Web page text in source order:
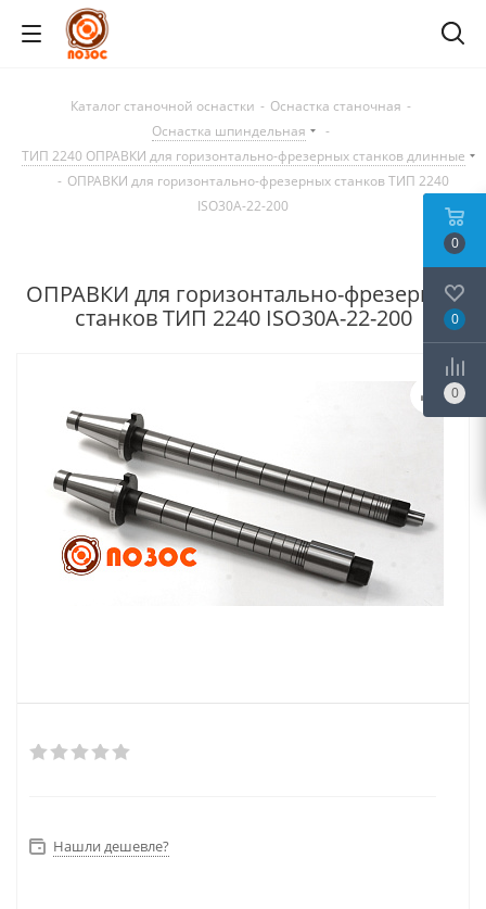
Каталог станочной оснастки - Оснастка станочная -
Оснастка шпиндельная
-
ТИП 2240 ОПРАВКИ для горизонтально-фрезерных станков длинные
- ОПРАВКИ для горизонтально-фрезерных станков ТИП 2240
ISO30A-22-200
ОПРАВКИ для горизонтально-фрезерных
станков ТИП 2240 ISO30A-22-200
Нашли дешевле?
0
0
0